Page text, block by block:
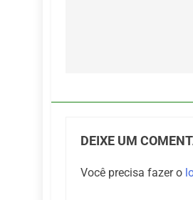
DEIXE UM
Você precisa fazer o